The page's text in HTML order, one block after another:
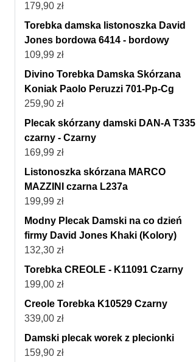
179,90 zł
Torebka damska listonoszka David
Jones bordowa 6414 - bordowy
109,99 zł
Divino Torebka Damska Skórzana
Koniak Paolo Peruzzi 701-Pp-Cg
259,90 zł
Plecak skórzany damski DAN-A T335
czarny - Czarny
169,99 zł
Listonoszka skórzana MARCO
MAZZINI czarna L237a
199,99 zł
Modny Plecak Damski na co dzień
firmy David Jones Khaki (Kolory)
132,30 zł
Torebka CREOLE - K11091 Czarny
199,00 zł
Creole Torebka K10529 Czarny
339,00 zł
Damski plecak worek z plecionki
159,90 zł